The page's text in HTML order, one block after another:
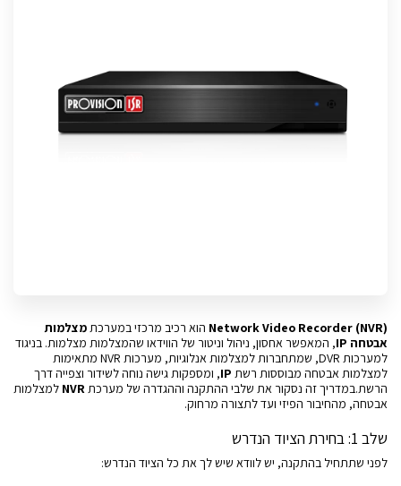
Network Video Recorder (NVR) הוא רכיב מרכזי במערכתמצלמות
אבטחה IP
, המאפשר אחסון, ניהול וניטור של הווידאו שהמצלמות מצלמות. בניגוד
למערכות DVR, שמתחברות למצלמות אנלוגיות, מערכות NVR מתאימות
למצלמות אבטחה מבוססות רשת IP, ומספקות גישה נוחה לשידור וצפייה דרך
הרשת.במדריך זה נסקור את שלבי ההתקנה וההגדרה של מערכתNVR למצלמות
אבטחה, מהחיבור הפיזי ועד לתצורה מרחוק.
שלב 1: בחירת הציוד הנדרש
לפני שתתחיל בהתקנה, יש לוודא שיש לך את כל הציוד הנדרש: